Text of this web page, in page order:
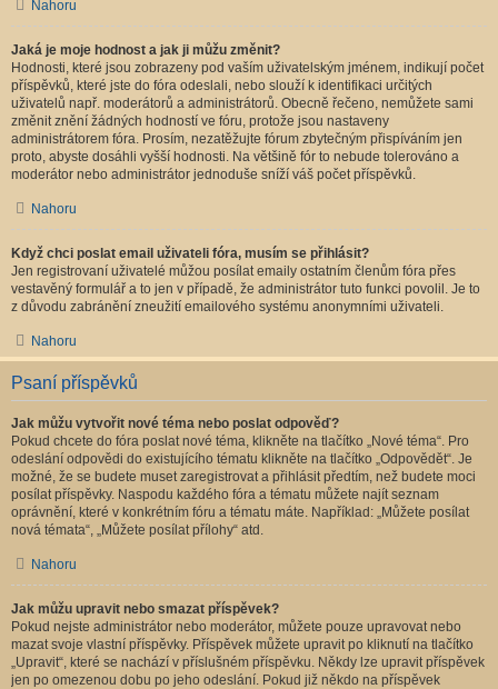
Nahoru
Jaká je moje hodnost a jak ji můžu změnit?
Hodnosti, které jsou zobrazeny pod vaším uživatelským jménem, indikují počet
příspěvků, které jste do fóra odeslali, nebo slouží k identifikaci určitých
uživatelů např. moderátorů a administrátorů. Obecně řečeno, nemůžete sami
změnit znění žádných hodností ve fóru, protože jsou nastaveny
administrátorem fóra. Prosím, nezatěžujte fórum zbytečným přispíváním jen
proto, abyste dosáhli vyšší hodnosti. Na většině fór to nebude tolerováno a
moderátor nebo administrátor jednoduše sníží váš počet příspěvků.
Nahoru
Když chci poslat email uživateli fóra, musím se přihlásit?
Jen registrovaní uživatelé můžou posílat emaily ostatním členům fóra přes
vestavěný formulář a to jen v případě, že administrátor tuto funkci povolil. Je to
z důvodu zabránění zneužití emailového systému anonymními uživateli.
Nahoru
Psaní příspěvků
Jak můžu vytvořit nové téma nebo poslat odpověď?
Pokud chcete do fóra poslat nové téma, klikněte na tlačítko „Nové téma“. Pro
odeslání odpovědi do existujícího tématu klikněte na tlačítko „Odpovědět“. Je
možné, že se budete muset zaregistrovat a přihlásit předtím, než budete moci
posílat příspěvky. Naspodu každého fóra a tématu můžete najít seznam
oprávnění, které v konkrétním fóru a tématu máte. Například: „Můžete posílat
nová témata“, „Můžete posílat přílohy“ atd.
Nahoru
Jak můžu upravit nebo smazat příspěvek?
Pokud nejste administrátor nebo moderátor, můžete pouze upravovat nebo
mazat svoje vlastní příspěvky. Příspěvek můžete upravit po kliknutí na tlačítko
„Upravit“, které se nachází v příslušném příspěvku. Někdy lze upravit příspěvek
jen po omezenou dobu po jeho odeslání. Pokud již někdo na příspěvek